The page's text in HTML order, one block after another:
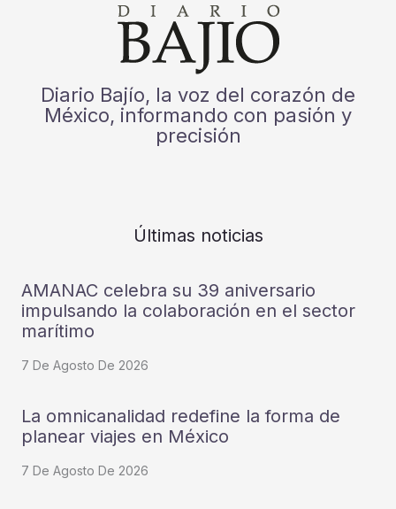
Diario Bajío, la voz del corazón de
México, informando con pasión y
precisión
Últimas noticias
AMANAC celebra su 39 aniversario
impulsando la colaboración en el sector
marítimo
7 De Agosto De 2026
La omnicanalidad redefine la forma de
planear viajes en México
7 De Agosto De 2026